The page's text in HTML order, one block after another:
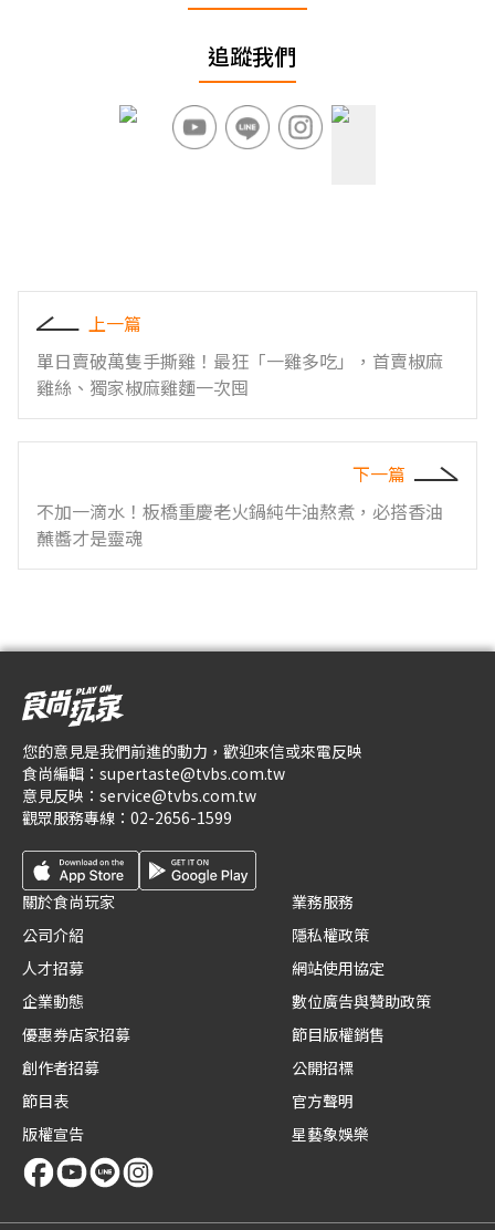
追蹤我們
上一篇
單日賣破萬隻手撕雞！最狂「一雞多吃」，首賣椒麻
雞絲、獨家椒麻雞麵一次囤
下一篇
不加一滴水！板橋重慶老火鍋純牛油熬煮，必搭香油
蘸醬才是靈魂
您的意見是我們前進的動力，歡迎來信或來電反映
食尚編輯： supertaste@tvbs.com.tw
意見反映： service@tvbs.com.tw
觀眾服務專線： 02-2656-1599
關於食尚玩家
公司介紹
人才招募
企業動態
優惠券店家招募
創作者招募
節目表
版權宣告
業務服務
隱私權政策
網站使用協定
數位廣告與贊助政策
節目版權銷售
公開招標
官方聲明
星藝象娛樂